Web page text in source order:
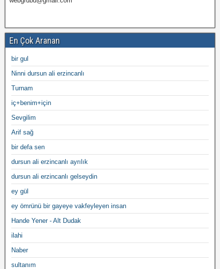
En Çok Aranan
bir gul
Ninni dursun ali erzincanlı
Turnam
iç+benim+için
Sevgilim
Arif sağ
bir defa sen
dursun ali erzincanlı ayrılık
dursun ali erzincanlı gelseydin
ey gül
ey ömrünü bir gayeye vakfeyleyen insan
Hande Yener - Alt Dudak
ilahi
Naber
sultanım